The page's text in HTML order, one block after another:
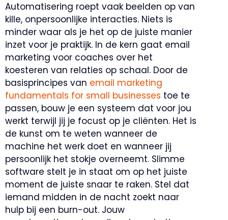
Automatisering roept vaak beelden op van
kille, onpersoonlijke interacties. Niets is
minder waar als je het op de juiste manier
inzet voor je praktijk. In de kern gaat email
marketing voor coaches over het
koesteren van relaties op schaal. Door de
basisprincipes van email marketing
fundamentals for small businesses toe te
passen, bouw je een systeem dat voor jou
werkt terwijl jij je focust op je cliënten. Het is
de kunst om te weten wanneer de
machine het werk doet en wanneer jij
persoonlijk het stokje overneemt. Slimme
software stelt je in staat om op het juiste
moment de juiste snaar te raken. Stel dat
iemand midden in de nacht zoekt naar
hulp bij een burn-out. Jouw